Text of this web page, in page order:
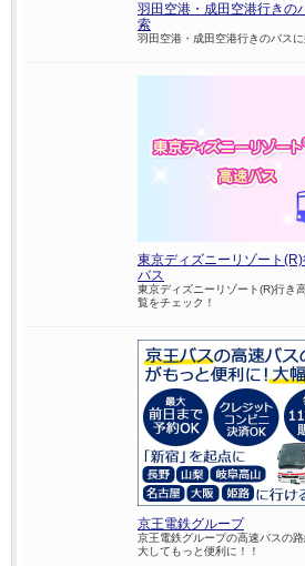
羽田空港・成田空港行きの
索
羽田空港・成田空港行きのバスに
東京ディズニーリゾート
バス
東京ディズニーリゾート(R)行き
覧をチェック！
京王電鉄グループ
京王電鉄グループの高速バスの
大してもっと便利に！！